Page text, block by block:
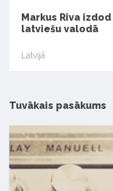
Markus Riva
latviešu valodā
Latvijā
Tuvākais pasākums